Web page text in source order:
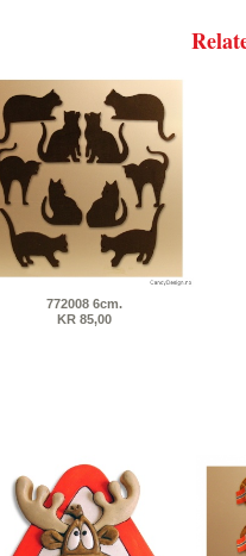
772008 6cm.
KR 85,00